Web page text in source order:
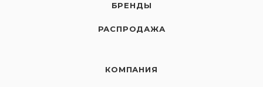
БРЕНДЫ
РАСПРОДАЖА
КОМПАНИЯ